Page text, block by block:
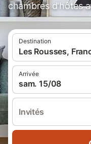
chambres d'hôtes
Destination
Les Rousses,
Arrivée
sam. 15/08
Invités